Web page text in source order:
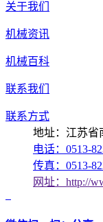
关于我们
机械资讯
机械百科
联系我们
联系方式
地址：江苏省
电话：0513-
传真：0513-
网址：http://